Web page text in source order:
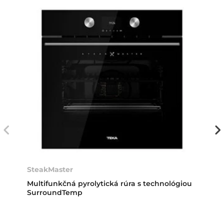
SteakMaster
Multifunkčná pyrolytická rúra s technológiou
SurroundTemp